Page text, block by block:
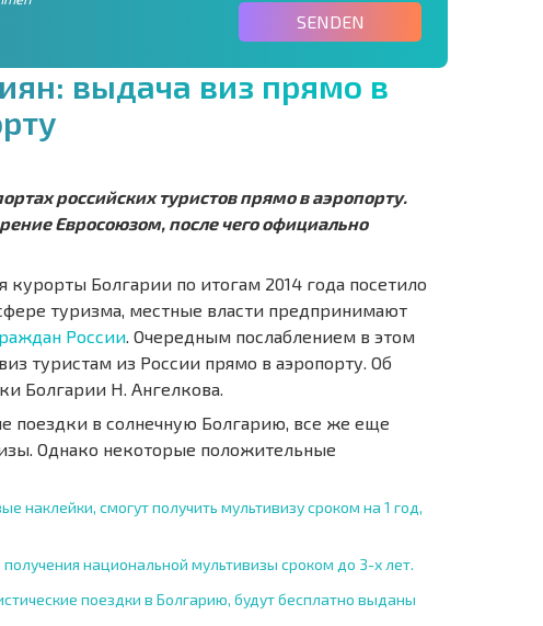
SENDEN
иян: выдача виз прямо в
рту
российских туристов прямо в аэропорту.
Евросоюзом, после чего официально
Болгарии по итогам 2014 года посетило
туризма, местные власти предпринимают
России . Очередным послаблением в этом
туристам из России прямо в аэропорту. Об
Болгарии Н. Ангелкова.
поездки в солнечную Болгарию, все же еще
Однако некоторые положительные
наклейки, смогут получить мультивизу сроком на 1 год,
национальной мультивизы сроком до 3-х лет.
поездки в Болгарию, будут бесплатно выданы